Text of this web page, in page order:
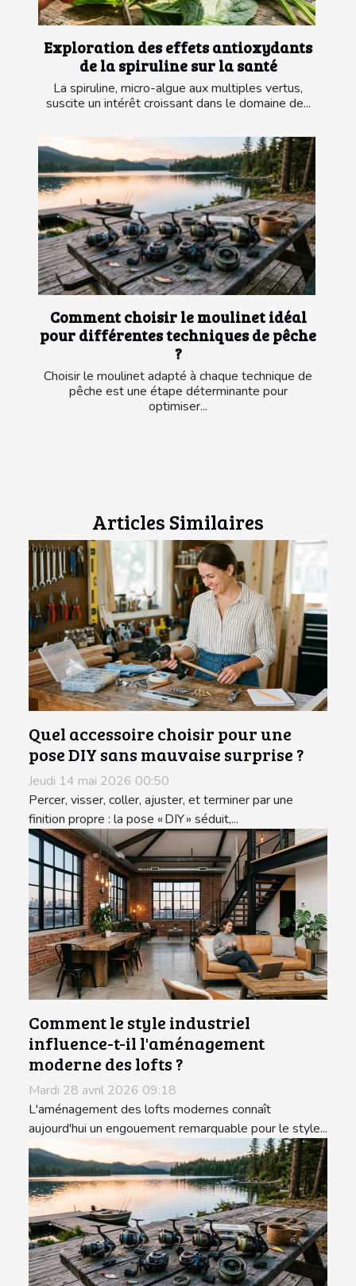
Exploration des effets antioxydants
de la spiruline sur la santé
La spiruline, micro-algue aux multiples vertus,
suscite un intérêt croissant dans le domaine de...
Comment choisir le moulinet idéal
pour différentes techniques de pêche
?
Choisir le moulinet adapté à chaque technique de
pêche est une étape déterminante pour
optimiser...
Articles Similaires
Quel accessoire choisir pour une
pose DIY sans mauvaise surprise ?
Jeudi 14 mai 2026 00:50
Percer, visser, coller, ajuster, et terminer par une
finition propre : la pose « DIY » séduit,...
Comment le style industriel
influence-t-il l'aménagement
moderne des lofts ?
Mardi 28 avril 2026 09:18
L'aménagement des lofts modernes connaît
aujourd'hui un engouement remarquable pour le style...